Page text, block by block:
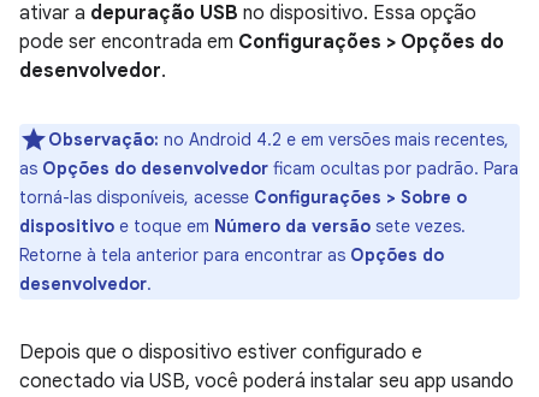
ativar a depuração USB no dispositivo. Essa opção
pode ser encontrada em Configurações > Opções do
desenvolvedor.
Observação: no Android 4.2 e em versões mais recentes,
as Opções do desenvolvedor ficam ocultas por padrão. Para
torná-las disponíveis, acesse Configurações > Sobre o
dispositivo e toque em Número da versão sete vezes.
Retorne à tela anterior para encontrar as Opções do
desenvolvedor.
Depois que o dispositivo estiver configurado e
conectado via USB, você poderá instalar seu app usando